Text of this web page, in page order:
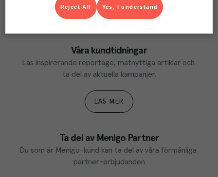
Våra kundtidningar
Läs inspirerande reportage, matnyttiga artiklar och
ta del av aktuella kampanjer.
LÄS MER
Ta del av Menigo Partner
Du som är Menigo-kund kan ta del av våra förmånliga
partner-erbjudanden
Yes, I understand
Reject All